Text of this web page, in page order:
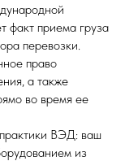
факт приема груза
перевозки.
право
а также
во время ее
ВЭД: ваш
из